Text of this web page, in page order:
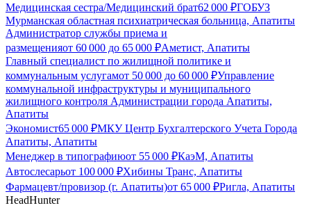
Медицинская сестра/Медицинский брат62 000 ₽ГОБУЗ
Мурманская областная психиатрическая больница, Апатиты
Администратор службы приема и
размещенияот 60 000 до 65 000 ₽Аметист, Апатиты
Главный специалист по жилищной политике и
коммунальным услугамот 50 000 до 60 000 ₽Управление
коммунальной инфраструктуры и муниципального
жилищного контроля Администрации города Апатиты,
Апатиты
Экономист65 000 ₽МКУ Центр Бухгалтерского Учета Города
Апатиты, Апатиты
Менеджер в типографиюот 55 000 ₽КаэМ, Апатиты
Автослесарьот 100 000 ₽Хибины Транс, Апатиты
Фармацевт/провизор (г. Апатиты)от 65 000 ₽Ригла, Апатиты
HeadHunter